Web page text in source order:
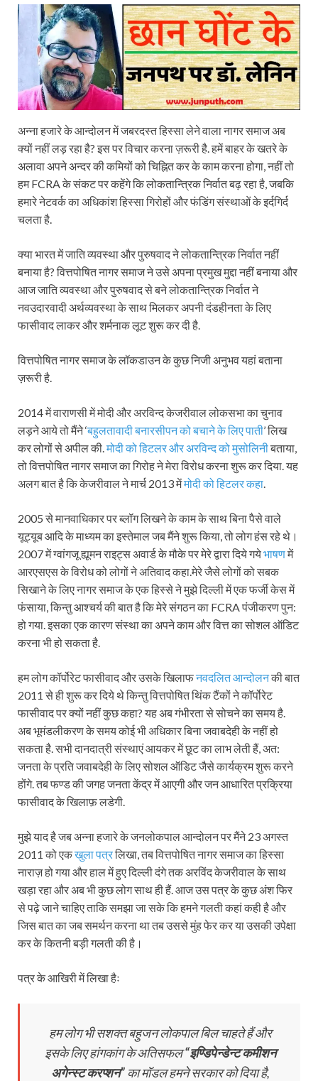
अन्ना हजारे के आन्दोलन में जबरदस्त हिस्सा लेने वाला नागर समाज अब
क्यों नहीं लड़ रहा है? इस पर विचार करना ज़रूरी है. हमें बाहर के खतरे के
अलावा अपने अन्दर की कमियों को चिह्नित कर के काम करना होगा, नहीं तो
हम FCRA के संकट पर कहेंगे कि लोकतान्त्रिक निर्वात बढ़ रहा है, जबकि
हमारे नेटवर्क का अधिकांश हिस्सा गिरोहों और फंडिंग संस्थाओं के इर्दगिर्द
चलता है.
क्या भारत में जाति व्यवस्था और पुरुषवाद ने लोकतान्त्रिक निर्वात नहीं
बनाया है? वित्तपोषित नागर समाज ने उसे अपना प्रमुख मुद्दा नहीं बनाया और
आज जाति व्यवस्था और पुरुषवाद से बने लोकतान्त्रिक निर्वात ने
नवउदारवादी अर्थव्यवस्था के साथ मिलकर अपनी दंडहीनता के लिए
फासीवाद लाकर और शर्मनाक लूट शुरू कर दी है.
वित्तपोषित नागर समाज के लॉकडाउन के कुछ निजी अनुभव यहां बताना
ज़रूरी है.
2014 में वाराणसी में मोदी और अरविन्द केजरीवाल लोकसभा का चुनाव
लड़ने आये तो मैंने ‘बहुलतावादी बनारसीपन को बचाने के लिए पाती’ लिख
कर लोगों से अपील की.मोदी को हिटलर और अरविन्द को मुसोलिनीबताया,
तो वित्तपोषित नागर समाज का गिरोह ने मेरा विरोध करना शुरू कर दिया. यह
अलग बात है कि केजरीवाल ने मार्च 2013 मेंमोदी को हिटलर कहा.
2005 से मानवाधिकार पर ब्लॉग लिखने के काम के साथ बिना पैसे वाले
यूट्यूब आदि के माध्यम का इस्तेमाल जब मैंने शुरू किया, तो लोग हंस रहे थे।
2007 में ग्वांगजू ह्यूमन राइट्स अवार्ड के मौके पर मेरे द्वारा दिये गयेभाषणमें
आरएसएस के विरोध को लोगों ने अतिवाद कहा.मेरे जैसे लोगों को सबक
सिखाने के लिए नागर समाज के एक हिस्से ने मुझे दिल्ली में एक फर्जी केस में
फंसाया, किन्तु आश्चर्य की बात है कि मेरे संगठन का FCRA पंजीकरण पुन:
हो गया. इसका एक कारण संस्था का अपने काम और वित्त का सोशल ऑडिट
करना भी हो सकता है.
हम लोग कॉर्पोरेट फासीवाद और उसके खिलाफनवदलित आन्दोलनकी बात
2011 से ही शुरू कर दिये थे किन्तु वित्तपोषित थिंक टैंकों ने कॉर्पोरेट
फासीवाद पर क्यों नहीं कुछ कहा? यह अब गंभीरता से सोचने का समय है.
अब भूमंडलीकरण के समय कोई भी अधिकार बिना जवाबदेही के नहीं हो
सकता है. सभी दानदात्री संस्थाएं आयकर में छूट का लाभ लेती हैं, अत:
जनता के प्रति जवाबदेही के लिए सोशल ऑडिट जैसे कार्यक्रम शुरू करने
होंगे. तब फण्ड की जगह जनता केंद्र में आएगी और जन आधारित प्रक्रिया
फासीवाद के खिलाफ़ लडेगी.
मुझे याद है जब अन्ना हजारे के जनलोकपाल आन्दोलन पर मैंने 23 अगस्त
2011 को एकखुला पत्रलिखा, तब वित्तपोषित नागर समाज का हिस्सा
नाराज़ हो गया और हाल में हुए दिल्ली दंगे तक अरविंद केजरीवाल के साथ
खड़ा रहा और अब भी कुछ लोग साथ ही हैं. आज उस पत्र के कुछ अंश फिर
से पढ़े जाने चाहिए ताकि समझा जा सके कि हमने गलती कहां कही है और
जिस बात का जब समर्थन करना था तब उससे मुंह फेर कर या उसकी उपेक्षा
कर के कितनी बड़ी गलती की है।
पत्र के आखिरी में लिखा हैः
हम लोग भी सशक्त बहुजन लोकपाल बिल चाहते हैं और
इसके लिए हांगकांग के अतिसफल“इण्डिपेन्डेन्ट कमीशन
अगेन्स्ट करप्शन”का मॉडल हमने सरकार को दिया है,